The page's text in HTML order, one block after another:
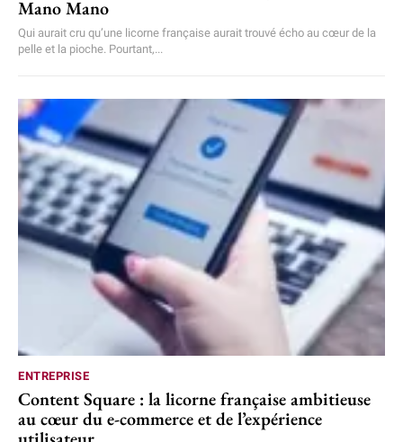
Mano Mano
Qui aurait cru qu’une licorne française aurait trouvé écho au cœur de la
pelle et la pioche. Pourtant,...
ENTREPRISE
Content Square : la licorne française ambitieuse
au cœur du e-commerce et de l’expérience